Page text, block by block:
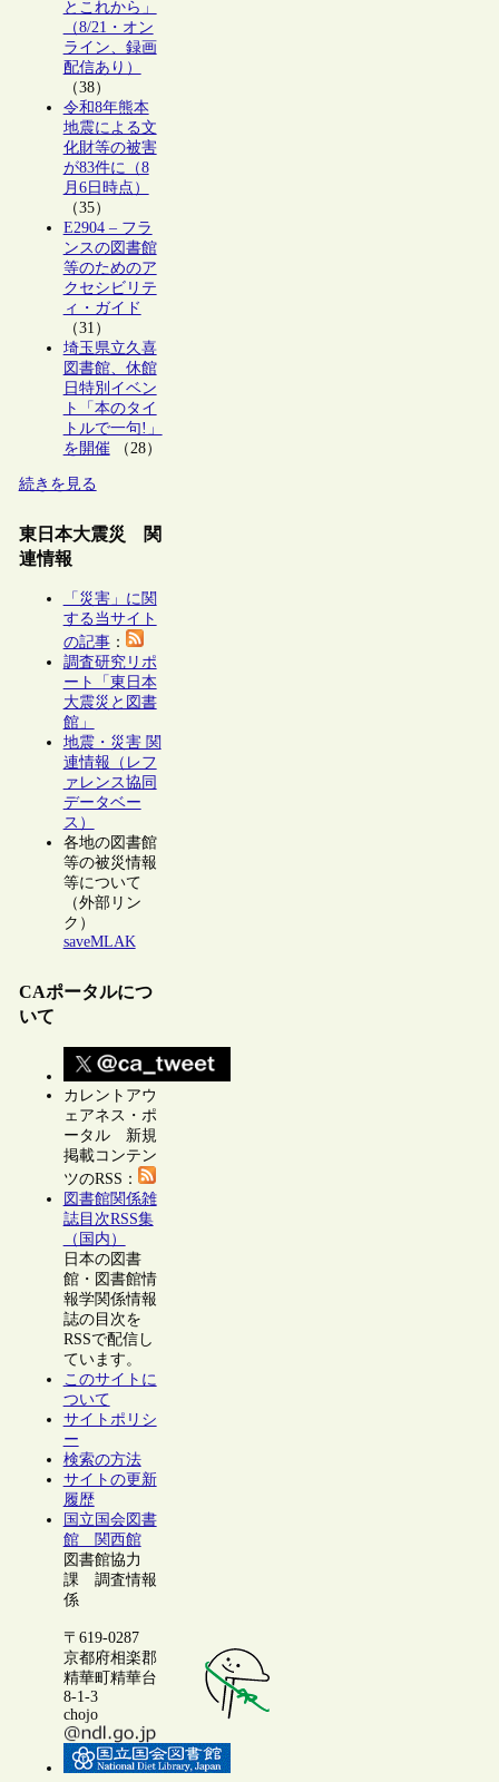
とこれから」
（8/21・オン
ライン、録画
配信あり）
（38）
令和8年熊本
地震による文
化財等の被害
が83件に（8
月6日時点）
（35）
E2904 – フラ
ンスの図書館
等のためのア
クセシビリテ
ィ・ガイド
（31）
埼玉県立久喜
図書館、休館
日特別イベン
ト「本のタイ
トルで一句!」
を開催（28）
続きを見る
東日本大震災 関
連情報
「災害」に関
する当サイト
の記事：
調査研究リポ
ート「東日本
大震災と図書
館」
地震・災害 関
連情報（レフ
ァレンス協同
データベー
ス）
各地の図書館
等の被災情報
等について
（外部リン
ク）
saveMLAK
CAポータルにつ
いて
カレントアウ
ェアネス・ポ
ータル 新規
掲載コンテン
ツのRSS：
図書館関係雑
誌目次RSS集
（国内）
日本の図書
館・図書館情
報学関係情報
誌の目次を
RSSで配信し
ています。
このサイトに
ついて
サイトポリシ
ー
検索の方法
サイトの更新
履歴
国立国会図書
館 関西館
図書館協力
課 調査情報
係
〒619-0287
京都府相楽郡
精華町精華台
8-1-3
chojo